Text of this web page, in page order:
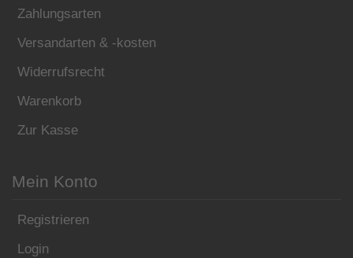
Zahlungsarten
Versandarten & -kosten
Widerrufsrecht
Warenkorb
Zur Kasse
Mein Konto
Registrieren
Login